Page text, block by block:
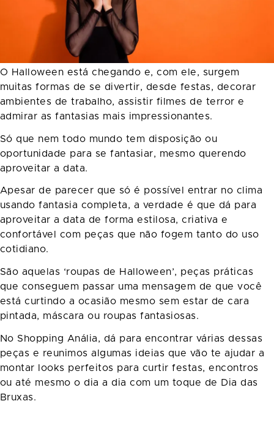
O Halloween está chegando e, com ele, surgem
muitas formas de se divertir, desde festas, decorar
ambientes de trabalho, assistir filmes de terror e
admirar as fantasias mais impressionantes.
Só que nem todo mundo tem disposição ou
oportunidade para se fantasiar, mesmo querendo
aproveitar a data.
Apesar de parecer que só é possível entrar no clima
usando fantasia completa, a verdade é que dá para
aproveitar a data de forma estilosa, criativa e
confortável com peças que não fogem tanto do uso
cotidiano.
São aquelas ‘roupas de Halloween’, peças práticas
que conseguem passar uma mensagem de que você
está curtindo a ocasião mesmo sem estar de cara
pintada, máscara ou roupas fantasiosas.
No Shopping Anália, dá para encontrar várias dessas
peças e reunimos algumas ideias que vão te ajudar a
montar looks perfeitos para curtir festas, encontros
ou até mesmo o dia a dia com um toque de Dia das
Bruxas.